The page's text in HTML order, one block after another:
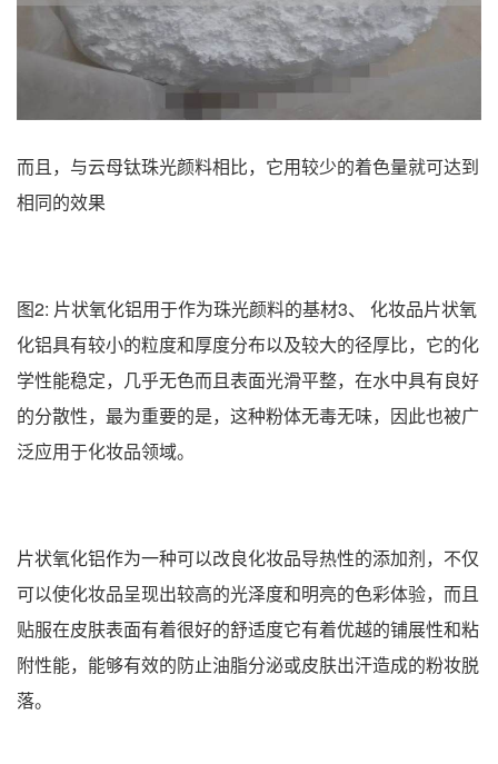
而且，与云母钛珠光颜料相比，它用较少的着色量就可达到
相同的效果
图2: 片状氧化铝用于作为珠光颜料的基材3、 化妆品片状氧
化铝具有较小的粒度和厚度分布以及较大的径厚比，它的化
学性能稳定，几乎无色而且表面光滑平整，在水中具有良好
的分散性，最为重要的是，这种粉体无毒无味，因此也被广
泛应用于化妆品领域。
片状氧化铝作为一种可以改良化妆品导热性的添加剂，不仅
可以使化妆品呈现出较高的光泽度和明亮的色彩体验，而且
贴服在皮肤表面有着很好的舒适度它有着优越的铺展性和粘
附性能，能够有效的防止油脂分泌或皮肤出汗造成的粉妆脱
落。